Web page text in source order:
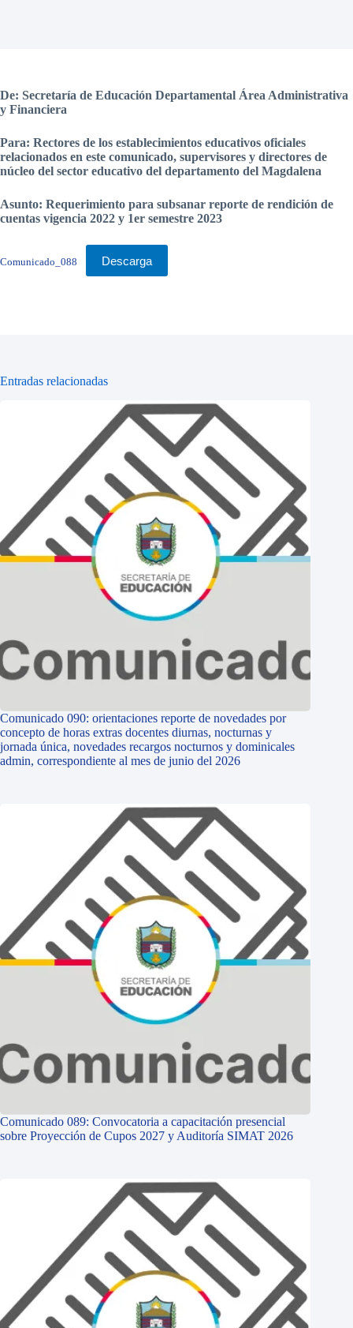
De: Secretaría de Educación Departamental Área Administrativa
y Financiera
Para: Rectores de los establecimientos educativos oficiales
relacionados en este comunicado, supervisores y directores de
núcleo del sector educativo del departamento del Magdalena
Asunto: Requerimiento para subsanar reporte de rendición de
cuentas vigencia 2022 y 1er semestre 2023
Comunicado_088 Descarga
Entradas relacionadas
Comunicado 090: orientaciones reporte de novedades por
concepto de horas extras docentes diurnas, nocturnas y
jornada única, novedades recargos nocturnos y dominicales
admin, correspondiente al mes de junio del 2026
Comunicado 089: Convocatoria a capacitación presencial
sobre Proyección de Cupos 2027 y Auditoría SIMAT 2026